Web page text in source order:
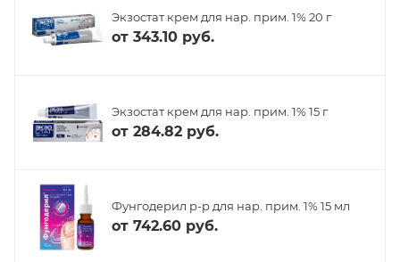
Экзостат крем для нар. прим. 1% 20 г
от 343.10 руб.
Экзостат крем для нар. прим. 1% 15 г
от 284.82 руб.
Фунгодерил р-р для нар. прим. 1% 15 мл
от 742.60 руб.